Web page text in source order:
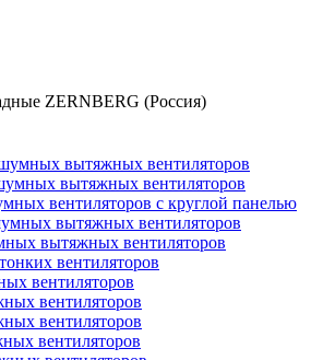
ZERNBERG (Россия)
вытяжных вентиляторов
вытяжных вентиляторов
вентиляторов с круглой панелью
вытяжных вентиляторов
вытяжных вентиляторов
вентиляторов
вентиляторов
вентиляторов
вентиляторов
вентиляторов